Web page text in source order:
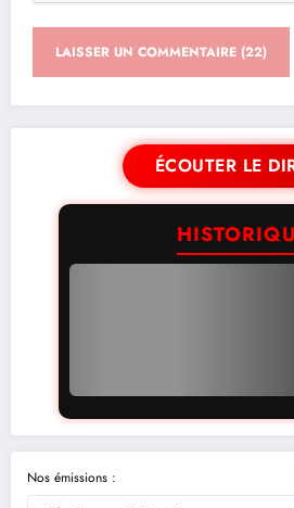
ÉCOUTER LE
Nos émissions :